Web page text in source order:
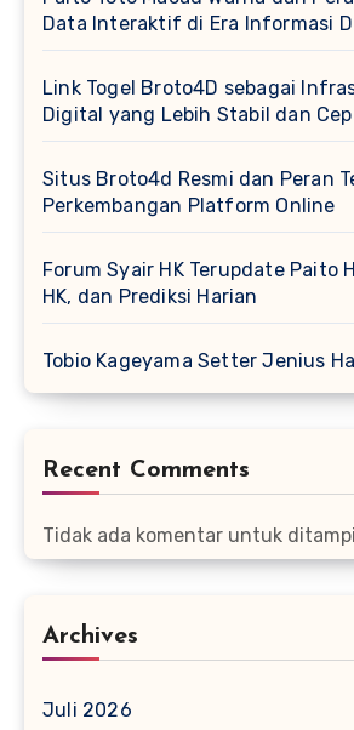
Data Interaktif di Era Informasi
Link Togel Broto4D sebagai
Digital yang Lebih Stabil dan
Situs Broto4d Resmi dan Peran
Perkembangan Platform Online
Forum Syair HK Terupdate Paito
HK, dan Prediksi Harian
Tobio Kageyama Setter Jenius
Recent Comments
Tidak ada komentar untuk
Archives
Juli 2026